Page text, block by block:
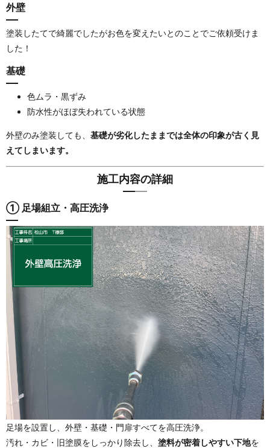
外壁
塗装したてで綺麗でしたがお色を変えたいとのことでご依頼受けま
した！
基礎
色ムラ・黒ずみ
防水性がほぼ失われている状態
外壁のみ塗装しても、 基礎が劣化したままでは全体の印象が古く見
えてしまいます。
施工内容の詳細
① 足場組立・高圧洗浄
足場を設置し、外壁・基礎・門扉すべてを高圧洗浄。
汚れ・カビ・旧塗膜をしっかり除去し、 塗料が密着しやすい下地を